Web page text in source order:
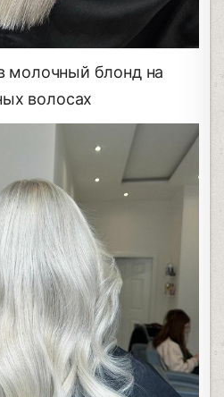
молочный блонд на
волосах